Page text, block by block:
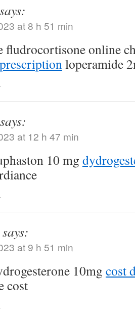
says:
at 8 h 51 min
fludrocortisone online
loperamide
says:
at 12 h 47 min
10 mg
says:
at 9 h 51 min
10mg cost
cost